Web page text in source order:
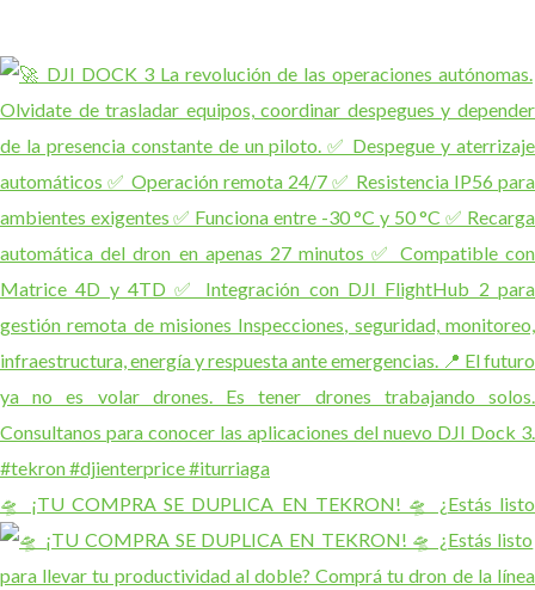
🛸 ¡TU COMPRA SE DUPLICA EN TEKRON! 🛸 ¿Estás listo